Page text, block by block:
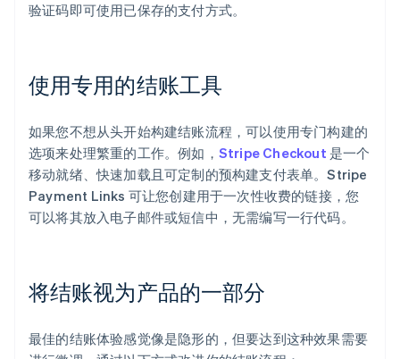
验证码即可使用已保存的支付方式。
使用专用的结账工具
如果您不想从头开始构建结账流程，可以使用专门构建的
选项来处理繁重的工作。例如， Stripe Checkout 是一个
移动就绪、快速加载且可定制的预构建支付表单。Stripe
Payment Links 可让您创建用于一次性收费的链接，您
可以将其放入电子邮件或短信中，无需编写一行代码。
将结账视为产品的一部分
最佳的结账体验感觉像是隐形的，但要达到这种效果需要
English
爱尔兰